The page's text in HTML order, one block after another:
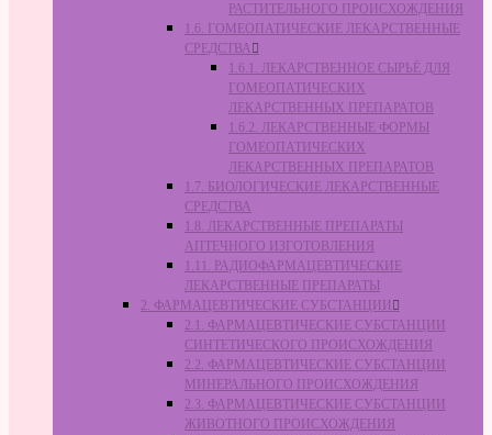
РАСТИТЕЛЬНОГО ПРОИСХОЖДЕНИЯ
1.6. ГОМЕОПАТИЧЕСКИЕ ЛЕКАРСТВЕННЫЕ
СРЕДСТВА
1.6.1. ЛЕКАРСТВЕННОЕ СЫРЬЁ ДЛЯ
ГОМЕОПАТИЧЕСКИХ
ЛЕКАРСТВЕННЫХ ПРЕПАРАТОВ
1.6.2. ЛЕКАРСТВЕННЫЕ ФОРМЫ
ГОМЕОПАТИЧЕСКИХ
ЛЕКАРСТВЕННЫХ ПРЕПАРАТОВ
1.7. БИОЛОГИЧЕСКИЕ ЛЕКАРСТВЕННЫЕ
СРЕДСТВА
1.8. ЛЕКАРСТВЕННЫЕ ПРЕПАРАТЫ
АПТЕЧНОГО ИЗГОТОВЛЕНИЯ
1.11. РАДИОФАРМАЦЕВТИЧЕСКИЕ
ЛЕКАРСТВЕННЫЕ ПРЕПАРАТЫ
2. ФАРМАЦЕВТИЧЕСКИЕ СУБСТАНЦИИ
2.1. ФАРМАЦЕВТИЧЕСКИЕ СУБСТАНЦИИ
СИНТЕТИЧЕСКОГО ПРОИСХОЖДЕНИЯ
2.2. ФАРМАЦЕВТИЧЕСКИЕ СУБСТАНЦИИ
МИНЕРАЛЬНОГО ПРОИСХОЖДЕНИЯ
2.3. ФАРМАЦЕВТИЧЕСКИЕ СУБСТАНЦИИ
ЖИВОТНОГО ПРОИСХОЖДЕНИЯ